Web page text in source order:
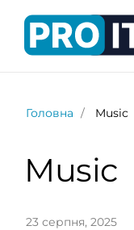
Головна Music
Music
23 серпня, 2025